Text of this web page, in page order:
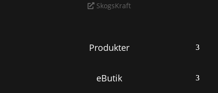
SkogsKraft
Produkter
eButik